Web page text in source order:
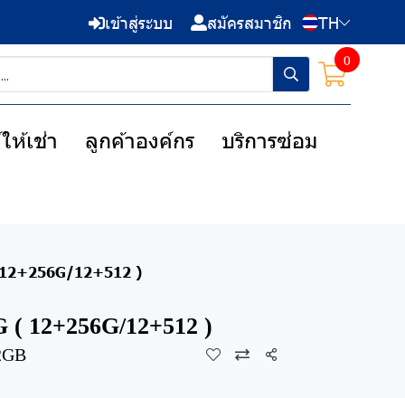
เข้าสู่ระบบ สมัครสมาชิก TH
0
ห้เช่า ลูกค้าองค์กร
บริการซ่อม
12+512 )
( 12+256G/12+512 )
แชร์